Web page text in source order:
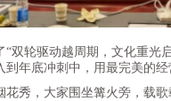
轮驱动越周期，文化重光
年底冲刺中，用最完美的经
，大家围坐篝火旁，载歌